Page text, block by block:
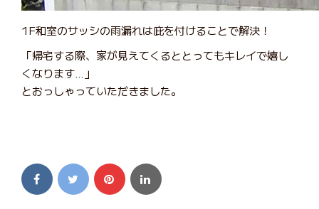
1F和室のサッシの雨漏れは庇を付けることで解決！
「帰宅する際、家が見えてくるととってもキレイで嬉し
くなります…」
とおっしゃっていただきました。